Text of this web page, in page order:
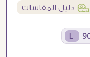
í دليل المقاسات